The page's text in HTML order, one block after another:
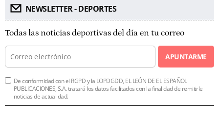
NEWSLETTER - DEPORTES
Todas las noticias deportivas del día en tu correo
APUNTARME
De conformidad con el RGPD y la LOPDGDD, EL LEÓN DE EL ESPAÑOL
PUBLICACIONES, S.A. tratará los datos facilitados con la finalidad de remitirle
noticias de actualidad.